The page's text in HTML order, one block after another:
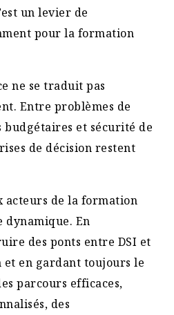
un levier de
pour la formation
ne se traduit pas
Entre problèmes de
et sécurité de
de décision restent
acteurs de la formation
dynamique. En
des ponts entre DSI et
en gardant toujours le
parcours efficaces,
des